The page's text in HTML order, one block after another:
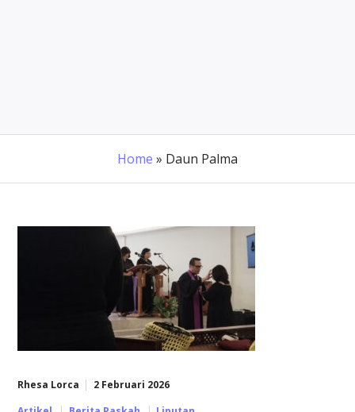
Home » Daun Palma
Rhesa Lorca
2 Februari 2026